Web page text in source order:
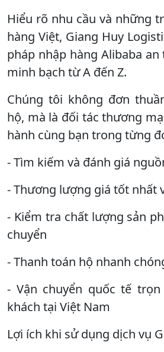
Hiểu rõ nhu cầu và những
hàng Việt, Giang Huy
pháp nhập hàng Alibaba
minh bạch từ A đến Z.
Chúng tôi không đơn
hộ, mà là đối tác thương
hành cùng bạn trong từng
- Tìm kiếm và đánh giá
- Thương lượng giá tốt nhất
- Kiểm tra chất lượng sản
chuyển
- Thanh toán hộ nhanh
- Vận chuyển quốc tế
khách tại Việt Nam
Lợi ích khi sử dụng dịch vụ